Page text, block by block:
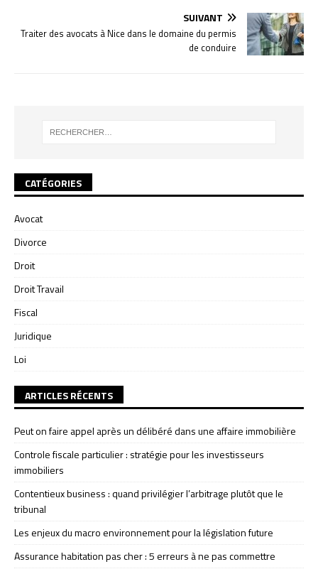
SUIVANT
Traiter des avocats à Nice dans le domaine du permis
de conduire
CATÉGORIES
Avocat
Divorce
Droit
Droit Travail
Fiscal
Juridique
Loi
ARTICLES RÉCENTS
Peut on faire appel après un délibéré dans une affaire immobilière
Controle fiscale particulier : stratégie pour les investisseurs
immobiliers
Contentieux business : quand privilégier l’arbitrage plutôt que le
tribunal
Les enjeux du macro environnement pour la législation future
Assurance habitation pas cher : 5 erreurs à ne pas commettre